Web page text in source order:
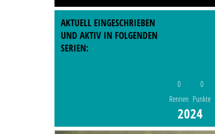
AKTUELL EINGESCHRIEBEN
UND AKTIV IN FOLGENDEN
SERIEN:
0
Rennen
0
Punkte
2024